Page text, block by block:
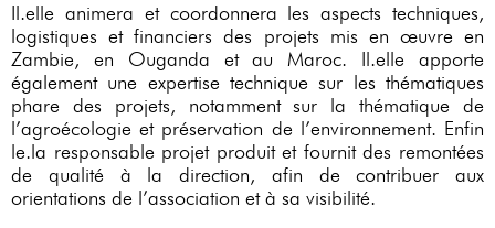
Il.elle animera et coordonnera les aspects techniques,
logistiques et financiers des projets mis en œuvre en
Zambie, en Ouganda et au Maroc. Il.elle apporte
également une expertise technique sur les thématiques
phare des projets, notamment sur la thématique de
l’agroécologie et préservation de l’environnement. Enfin
le.la responsable projet produit et fournit des remontées
de qualité à la direction, afin de contribuer aux
orientations de l’association et à sa visibilité.